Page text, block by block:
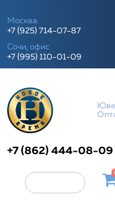
Москва
+7 (925) 714-07-87
Сочи, офис
+7 (995) 110-01-09
+7 (862) 444-08-09